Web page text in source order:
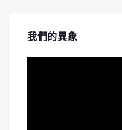
我們的異象